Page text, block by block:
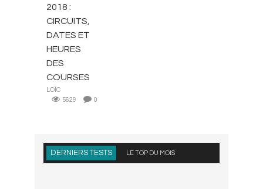
2018 :
CIRCUITS,
DATES ET
HEURES
DES
COURSES
LOÏC
5629
0
DERNIERS TESTS LE TOP DU MOIS